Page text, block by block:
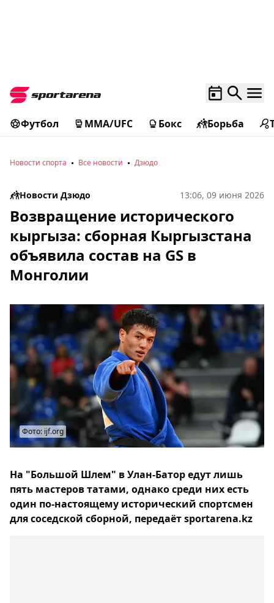
Футбол MMA/UFC Бокс Борьба
Новости спорта Все новости Дзюдо
Новости Дзюдо 13:06, 09 июня 2026
Возвращение исторического
кыргыза: сборная Кыргызстана
объявила состав на GS в
Монголии
Фото: ijf.org
На "Большой Шлем" в Улан-Батор едут лишь
пять мастеров татами, однако среди них есть
один по-настоящему исторический спортсмен
для соседской сборной, передаёт sportarena.kz